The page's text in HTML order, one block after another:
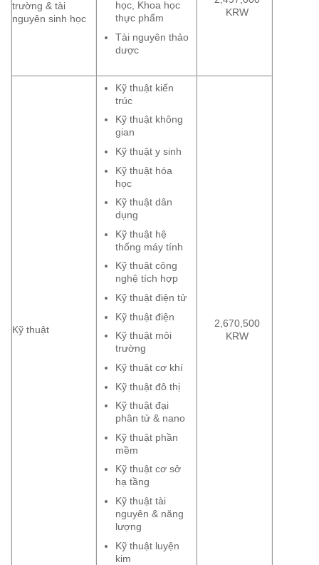
trường & tài
nguyên sinh học
học, Khoa học
thực phẩm
Tài nguyên thảo
dược
KRW
Kỹ thuật
Kỹ thuật kiến
trúc
Kỹ thuật không
gian
Kỹ thuật y sinh
Kỹ thuật hóa
học
Kỹ thuật dân
dụng
Kỹ thuật hệ
thống máy tính
Kỹ thuật công
nghệ tích hợp
Kỹ thuật điện tử
Kỹ thuật điện
Kỹ thuật môi
trường
Kỹ thuật cơ khí
Kỹ thuật đô thị
Kỹ thuật đại
phân tử & nano
Kỹ thuật phần
mềm
Kỹ thuật cơ sở
hạ tầng
Kỹ thuật tài
nguyên & năng
lượng
Kỹ thuật luyện
kim
2,670,500
KRW